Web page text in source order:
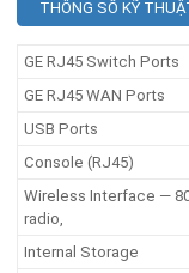
THÔNG SỐ KỸ
GE RJ45 Switch Ports
GE RJ45 WAN Ports
USB Ports
Console (RJ45)
Wireless Interface —
radio,
Internal Storage